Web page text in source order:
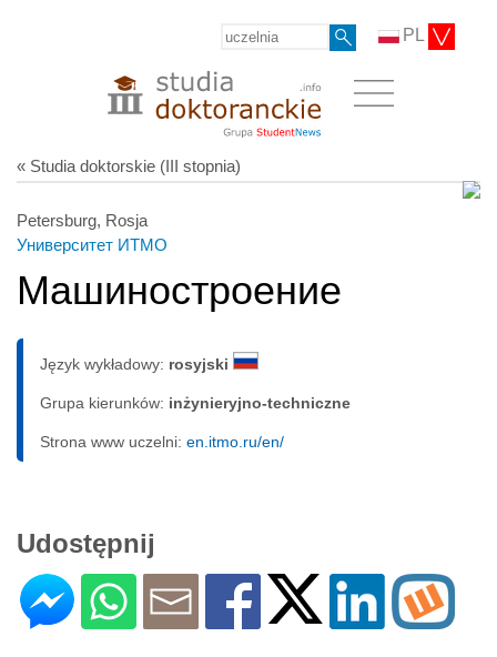
PL
« Studia doktorskie (III stopnia)
Petersburg, Rosja
Университет ИТМО
Машиностроение
Język wykładowy: rosyjski
Grupa kierunków: inżynieryjno-techniczne
Strona www uczelni: en.itmo.ru/en/
Udostępnij